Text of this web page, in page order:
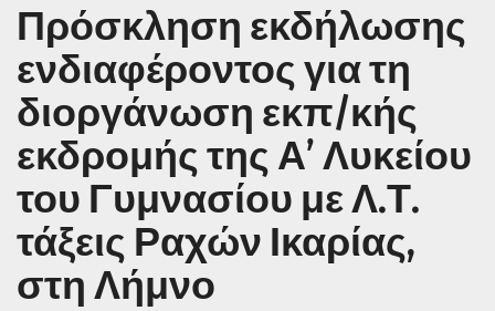
Πρόσκληση εκδήλωσης
ενδιαφέροντος για τη
διοργάνωση εκπ/κής
εκδρομής της Α’ Λυκείου
του Γυμνασίου με Λ.Τ.
τάξεις Ραχών Ικαρίας,
στη Λήμνο